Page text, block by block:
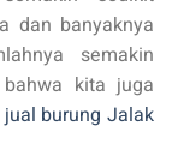
dan banyaknya
semakin
kita juga
jual burung Jalak